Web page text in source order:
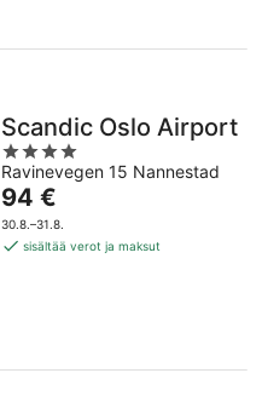
Scandic Oslo Airport
4
out
of
5
Ravinevegen 15 Nannestad
Hinta
on
94 €
94 €
30.8.–31.8.
sisältää verot ja maksut